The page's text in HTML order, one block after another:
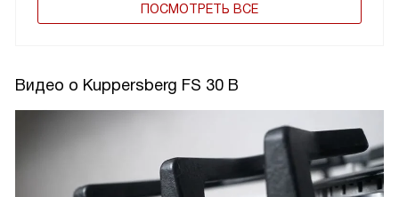
ПОCМОТРЕТЬ ВСЕ
Видео о Kuppersberg FS 30 B